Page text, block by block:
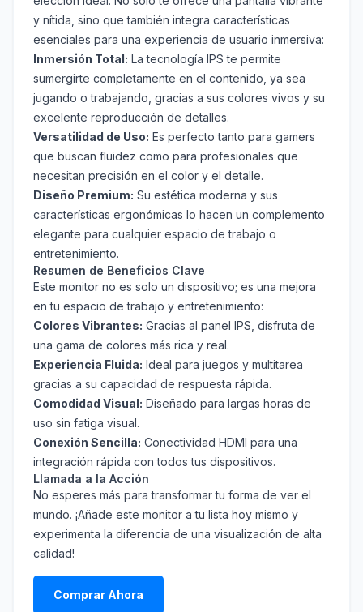
y nítida, sino que también integra características
esenciales para una experiencia de usuario inmersiva:
Inmersión Total: La tecnología IPS te permite
sumergirte completamente en el contenido, ya sea
jugando o trabajando, gracias a sus colores vivos y su
excelente reproducción de detalles.
Versatilidad de Uso: Es perfecto tanto para gamers
que buscan fluidez como para profesionales que
necesitan precisión en el color y el detalle.
Diseño Premium: Su estética moderna y sus
características ergonómicas lo hacen un complemento
elegante para cualquier espacio de trabajo o
entretenimiento.
Resumen de Beneficios Clave
Este monitor no es solo un dispositivo; es una mejora
en tu espacio de trabajo y entretenimiento:
Colores Vibrantes: Gracias al panel IPS, disfruta de
una gama de colores más rica y real.
Experiencia Fluida: Ideal para juegos y multitarea
gracias a su capacidad de respuesta rápida.
Comodidad Visual: Diseñado para largas horas de
uso sin fatiga visual.
Conexión Sencilla: Conectividad HDMI para una
integración rápida con todos tus dispositivos.
Llamada a la Acción
No esperes más para transformar tu forma de ver el
mundo. ¡Añade este monitor a tu lista hoy mismo y
experimenta la diferencia de una visualización de alta
calidad!
Comprar Ahora